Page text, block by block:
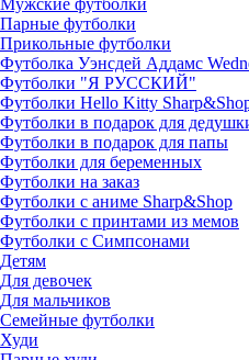
Мужские футболки
Парные футболки
Прикольные футболки
Футболка Уэнсдей Аддамс
Футболки "Я РУССКИЙ"
Футболки Hello Kitty
Футболки в подарок для
Футболки в подарок для папы
Футболки для беременных
Футболки на заказ
Футболки с аниме Sharp&Shop
Футболки с принтами из мемов
Футболки с Симпсонами
Детям
Для девочек
Для мальчиков
Семейные футболки
Худи